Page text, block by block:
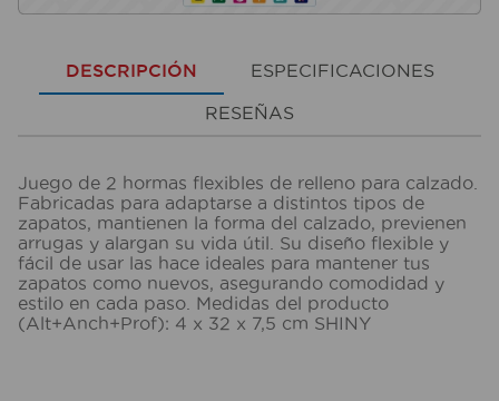
DESCRIPCIÓN ESPECIFICACIONES
RESEÑAS
Juego de 2 hormas flexibles de relleno para calzado.
Fabricadas para adaptarse a distintos tipos de
zapatos, mantienen la forma del calzado, previenen
arrugas y alargan su vida útil. Su diseño flexible y
fácil de usar las hace ideales para mantener tus
zapatos como nuevos, asegurando comodidad y
estilo en cada paso. Medidas del producto
(Alt+Anch+Prof): 4 x 32 x 7,5 cm SHINY